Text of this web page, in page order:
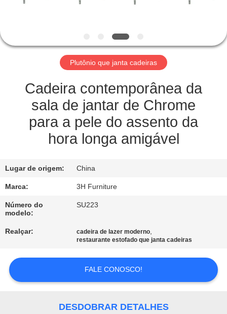
CONTROLE
QUALIDADE
CONTATO
E.U.
PEÇA
UMAS
MAPA
DO
SITE
POLICY
Plutônio que janta cadeiras
Cadeira contemporânea da
sala de jantar de Chrome
para a pele do assento da
hora longa amigável
Lugar de origem: China
Marca: 3H Furniture
Número do
modelo:
SU223
Realçar: cadeira de lazer moderno,
restaurante estofado que janta cadeiras
FALE CONOSCO!
DESDOBRAR DETALHES